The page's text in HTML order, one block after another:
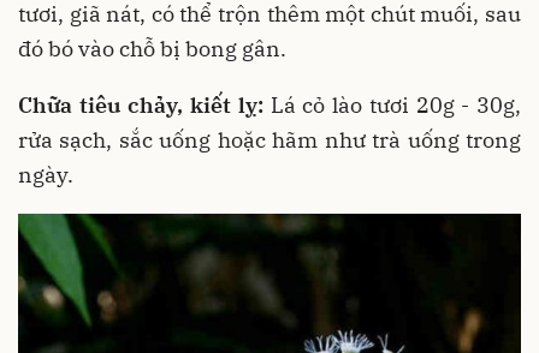
tươi, giã nát, có thể trộn thêm một chút muối, sau
đó bó vào chỗ bị bong gân.
Chữa tiêu chảy, kiết lỵ:Lá cỏ lào tươi 20g - 30g,
rửa sạch, sắc uống hoặc hãm như trà uống trong
ngày.